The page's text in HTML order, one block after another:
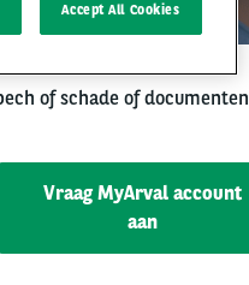
of schade of documenten
Vraag MyArval account
aan
Accept All Cookies